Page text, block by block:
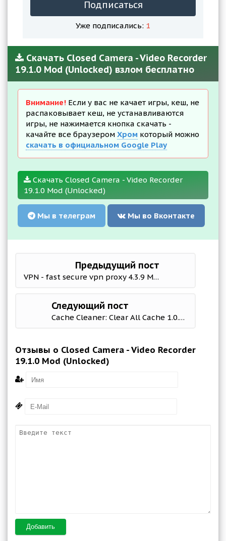
Подписаться
Уже подписались: 1
Скачать Closed Camera - Video Recorder
19.1.0 Mod (Unlocked) взлом бесплатно
Внимание! Если у вас не качает игры, кеш, не
распаковывает кеш, не устанавливаются
игры, не нажимается кнопка скачать -
качайте все браузером Хром который можно
скачать в официальном Google Play
Скачать Closed Camera - Video Recorder
19.1.0 Mod (Unlocked)
Мы в телеграм Мы во Вконтакте
Предыдущий пост
VPN - fast secure vpn proxy 4.3.9 Mod (Premium)
Следующий пост
Cache Cleaner: Clear All Cache 1.0.4 Mod (Premium)
Отзывы о Closed Camera - Video Recorder
19.1.0 Mod (Unlocked)
Добавить